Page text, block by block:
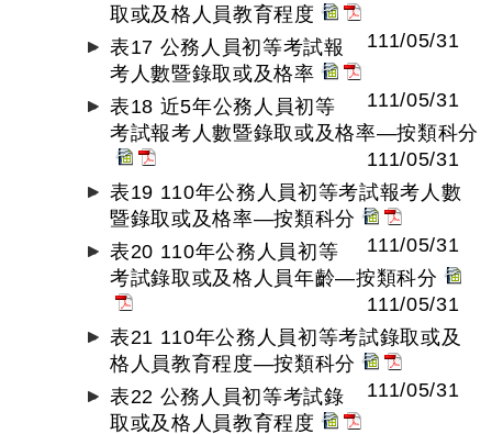
取或及格人員教育程度
111/05/31
表17 公務人員初等考試報
考人數暨錄取或及格率
111/05/31
表18 近5年公務人員初等
考試報考人數暨錄取或及格率—按類科分
111/05/31
表19 110年公務人員初等考試報考人數
暨錄取或及格率—按類科分
111/05/31
表20 110年公務人員初等
考試錄取或及格人員年齡—按類科分
111/05/31
表21 110年公務人員初等考試錄取或及
格人員教育程度—按類科分
111/05/31
表22 公務人員初等考試錄
取或及格人員教育程度